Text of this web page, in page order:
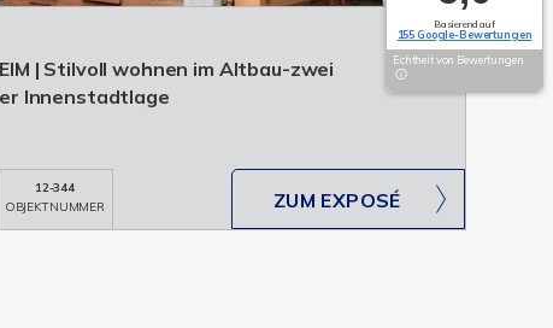
| Stilvoll wohnen im Altbau-zwei
Innenstadtlage
12-344
OBJEKTNUMMER
ZUM EXPOSÉ
Basierend auf
155 Google-Bewertungen
Echtheit von Bewertungen